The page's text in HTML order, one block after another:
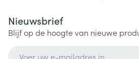
Nieuwsbrief
Blijf op de hoogte van nieuwe